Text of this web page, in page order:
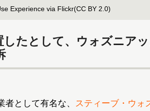
Experience via Flickr(CC BY 2.0)
したとして、ウォズニア
として有名な、 スティーブ・ウォ